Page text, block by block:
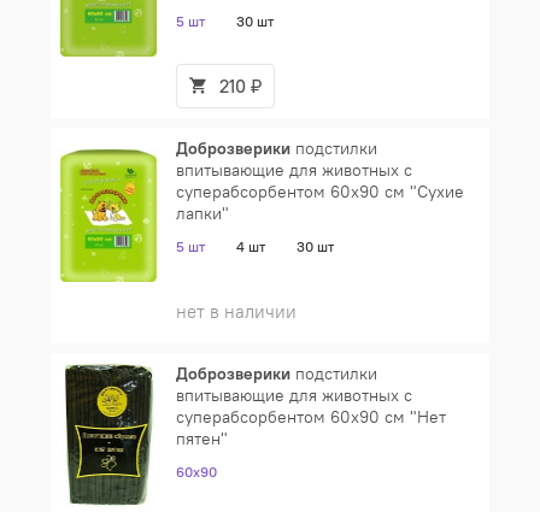
5 шт 30 шт
210 ₽
Доброзверики подстилки
впитывающие для животных с
суперабсорбентом 60х90 см "Сухие
лапки"
5 шт 4 шт 30 шт
нет в наличии
Доброзверики подстилки
впитывающие для животных с
суперабсорбентом 60х90 см "Нет
пятен"
60х90